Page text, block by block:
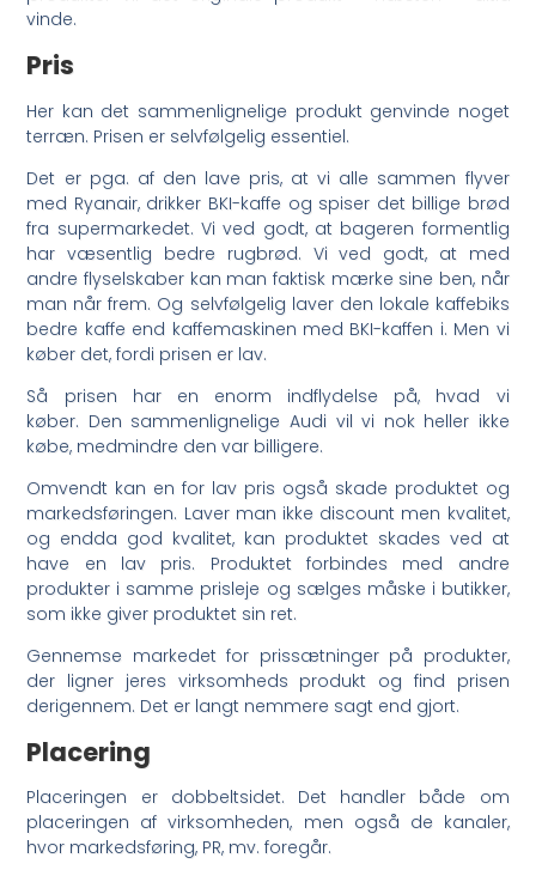
vinde.
Pris
Her kan det sammenlignelige produkt genvinde noget
terræn. Prisen er selvfølgelig essentiel.
Det er pga. af den lave pris, at vi alle sammen flyver
med Ryanair, drikker BKI-kaffe og spiser det billige brød
fra supermarkedet. Vi ved godt, at bageren formentlig
har væsentlig bedre rugbrød. Vi ved godt, at med
andre flyselskaber kan man faktisk mærke sine ben, når
man når frem. Og selvfølgelig laver den lokale kaffebiks
bedre kaffe end kaffemaskinen med BKI-kaffen i. Men vi
køber det, fordi prisen er lav.
Så prisen har en enorm indflydelse på, hvad vi
køber. Den sammenlignelige Audi vil vi nok heller ikke
købe, medmindre den var billigere.
Omvendt kan en for lav pris også skade produktet og
markedsføringen. Laver man ikke discount men kvalitet,
og endda god kvalitet, kan produktet skades ved at
have en lav pris. Produktet forbindes med andre
produkter i samme prisleje og sælges måske i butikker,
som ikke giver produktet sin ret.
Gennemse markedet for prissætninger på produkter,
der ligner jeres virksomheds produkt og find prisen
derigennem. Det er langt nemmere sagt end gjort.
Placering
Placeringen er dobbeltsidet. Det handler både om
placeringen af virksomheden, men også de kanaler,
hvor markedsføring, PR, mv. foregår.